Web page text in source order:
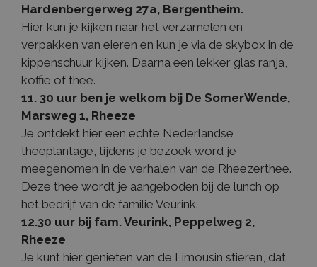
Hardenbergerweg 27a, Bergentheim.
Hier kun je kijken naar het verzamelen en
verpakken van eieren en kun je via de skybox in de
kippenschuur kijken. Daarna een lekker glas ranja,
koffie of thee.
11. 30 uur ben je welkom bij De SomerWende,
Marsweg 1, Rheeze
Je ontdekt hier een echte Nederlandse
theeplantage, tijdens je bezoek word je
meegenomen in de verhalen van de Rheezerthee.
Deze thee wordt je aangeboden bij de lunch op
het bedrijf van de familie Veurink.
12.30 uur bij fam. Veurink, Peppelweg 2,
Rheeze
Je kunt hier genieten van de Limousin stieren, dat